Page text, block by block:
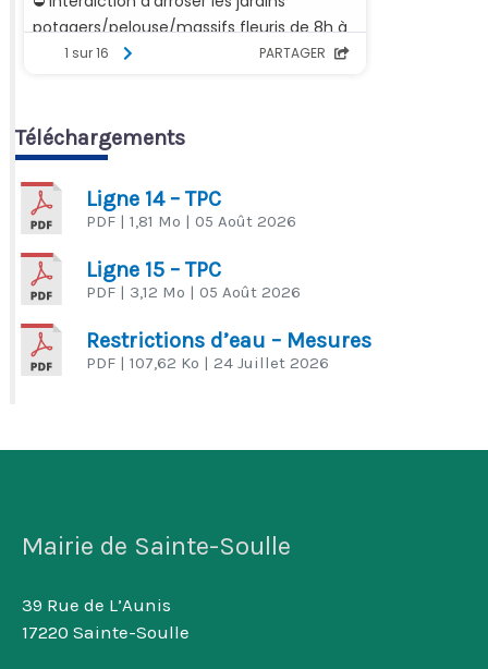
Téléchargements
Ligne 14 – TPC
PDF | 1,81 Mo | 05 Août 2026
Ligne 15 – TPC
PDF | 3,12 Mo | 05 Août 2026
Restrictions d’eau – Mesures
PDF | 107,62 Ko | 24 Juillet 2026
Mairie de Sainte-Soulle
39 Rue de L’Aunis
17220 Sainte-Soulle